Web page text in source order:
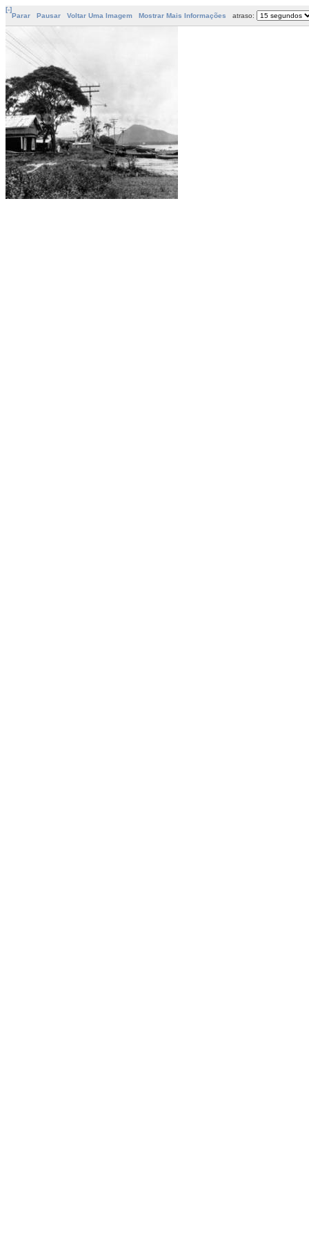
[-]
Parar
Pausar Voltar Uma Imagem Mostrar Mais Informações atraso: